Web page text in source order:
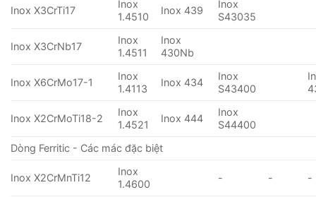
Inox X3CrTi17
Inox
1.4510
Inox 439
Inox
S43035
Inox X3CrNb17
Inox
1.4511
Inox
430Nb
Inox X6CrMo17-1
Inox
1.4113
Inox 434
Inox
S43400
Inox X2CrMoTi18-2
Inox
1.4521
Inox 444
Inox
S44400
Dòng Ferritic - Các mác đặc biệt
Inox X2CrMnTi12
Inox
1.4600
- - -